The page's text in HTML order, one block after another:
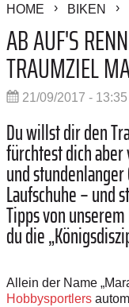
HOME BIKEN
AB AUF'S
TRAUMZIEL
21/09/2017 - 13:35
Du willst dir den
fürchtest dich
und
Laufschuhe – und
Tipps von
du die
Allein der Name
Hobbysportlers